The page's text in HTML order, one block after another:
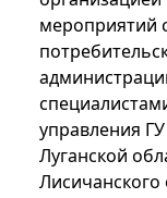
мероприятий
управления
Луганской